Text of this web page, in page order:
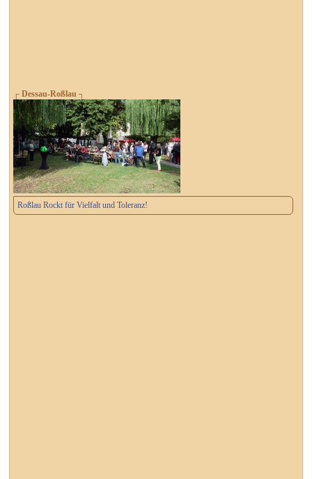
┌ Dessau-Roßlau ┐
Roßlau Rockt für Vielfalt und Toleranz!